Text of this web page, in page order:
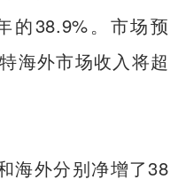
的38.9%。市场预
海外市场收入将超
海外分别净增了38